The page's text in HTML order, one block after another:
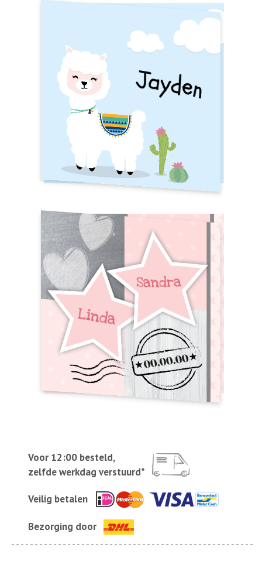
Voor 12:00 besteld,
zelfde werkdag verstuurd*
Veilig betalen
Bezorging door